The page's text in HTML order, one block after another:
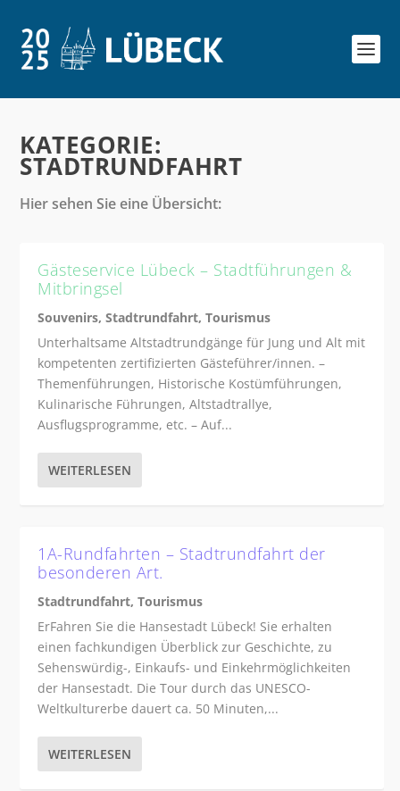
KATEGORIE:
STADTRUNDFAHRT
Hier sehen Sie eine Übersicht:
Gästeservice Lübeck – Stadtführungen &
Mitbringsel
Souvenirs,Stadtrundfahrt,Tourismus
Unterhaltsame Altstadtrundgänge für Jung und Alt mit
kompetenten zertifizierten Gästeführer/innen. –
Themenführungen, Historische Kostümführungen,
Kulinarische Führungen, Altstadtrallye,
Ausflugsprogramme, etc. – Auf...
WEITERLESEN
1A-Rundfahrten – Stadtrundfahrt der
besonderen Art.
Stadtrundfahrt,Tourismus
ErFahren Sie die Hansestadt Lübeck! Sie erhalten
einen fachkundigen Überblick zur Geschichte, zu
Sehenswürdig-, Einkaufs- und Einkehrmöglichkeiten
der Hansestadt. Die Tour durch das UNESCO-
Weltkulturerbe dauert ca. 50 Minuten,...
WEITERLESEN